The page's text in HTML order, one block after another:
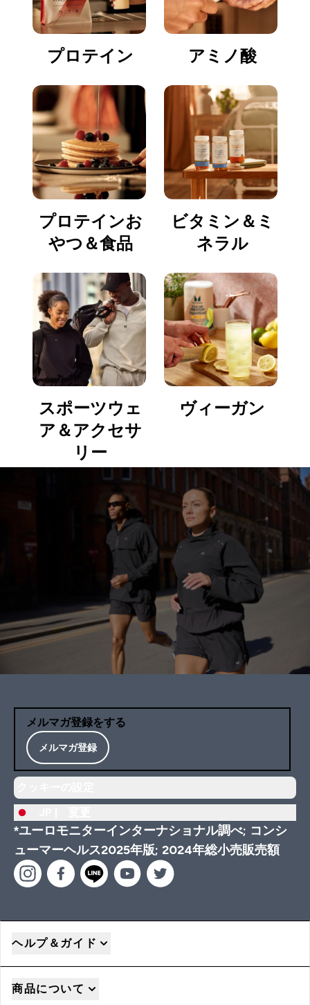
プロテイン アミノ酸
プロテインお
やつ＆食品
ビタミン＆ミ
ネラル
スポーツウェ
ア＆アクセサ
リー
ヴィーガン
メルマガ登録をする
メルマガ登録
*ユーロモニターインターナショナル調べ; コンシ
ューマーヘルス2025年版; 2024年総小売販売額
ヘルプ＆ガイド
商品について